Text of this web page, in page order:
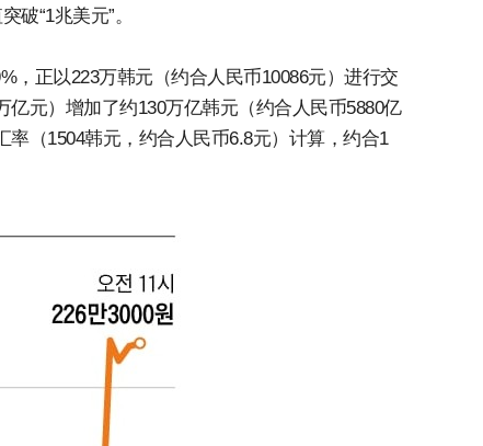
破“1兆美元”。
，正以223万韩元（约合人民币10086元）进行交
元）增加了约130万亿韩元（约合人民币5880亿
（1504韩元，约合人民币6.8元）计算，约合1